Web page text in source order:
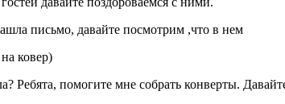
письмо, давайте посмотрим ,что в нем
ковер)
Ребята, помогите мне собрать конверты.